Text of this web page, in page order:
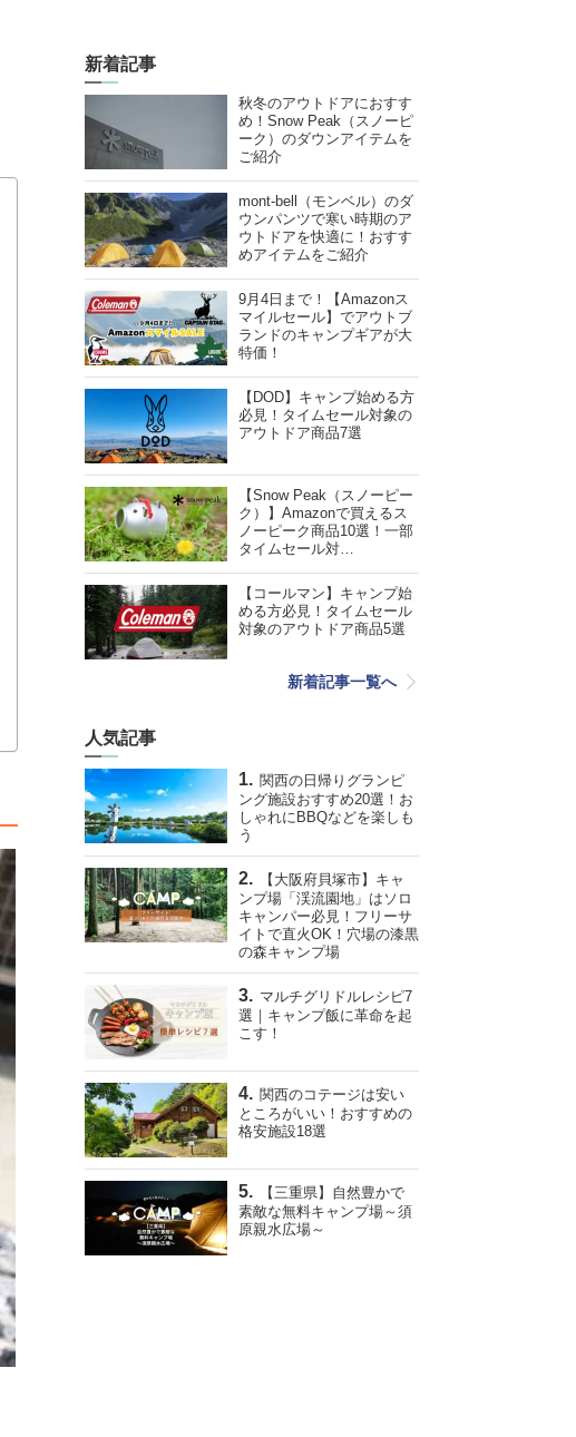
新着記事
秋冬のアウトドアにおすす
め！Snow Peak（スノーピ
ーク）のダウンアイテムを
ご紹介
mont-bell（モンベル）のダ
ウンパンツで寒い時期のア
ウトドアを快適に！おすす
めアイテムをご紹介
9月4日まで！【Amazonス
マイルセール】でアウトブ
ランドのキャンプギアが大
特価！
【DOD】キャンプ始める方
必見！タイムセール対象の
アウトドア商品7選
【Snow Peak（スノーピー
ク）】Amazonで買えるス
ノーピーク商品10選！一部
タイムセール対…
【コールマン】キャンプ始
める方必見！タイムセール
対象のアウトドア商品5選
新着記事一覧へ
人気記事
関西の日帰りグランピ
ング施設おすすめ20選！お
しゃれにBBQなどを楽しも
う
【大阪府貝塚市】キャ
ンプ場「渓流園地」はソロ
キャンパー必見！フリーサ
イトで直火OK！穴場の漆黒
の森キャンプ場
マルチグリドルレシピ7
選｜キャンプ飯に革命を起
こす！
関西のコテージは安い
ところがいい！おすすめの
格安施設18選
【三重県】自然豊かで
素敵な無料キャンプ場～須
原親水広場～